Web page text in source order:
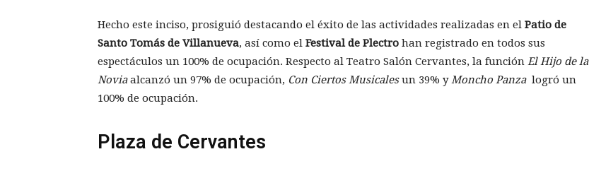
Hecho este inciso, prosiguió destacando el éxito de las actividades realizadas en el Patio de
Santo Tomás de Villanueva, así como el Festival de Plectro han registrado en todos sus
espectáculos un 100% de ocupación. Respecto al Teatro Salón Cervantes, la función ElHijo de la
Noviaalcanzó un 97% de ocupación, Con Ciertos Musicalesun 39% y Moncho Panza logró un
100% de ocupación.
Plaza de Cervantes